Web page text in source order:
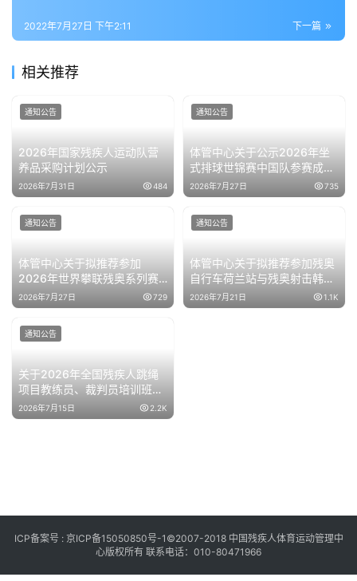
下一篇
2022年7月27日 下午2:11
相关推荐
2026年国家残疾人运动队营
养品采购计划公示
2026年7月31日 484
通知公告
体管中心关于公示2026年坐
式排球世锦赛中国队参赛成绩
的通知
2026年7月27日 735
通知公告
体管中心关于拟推荐参加
2026年世界攀联残奥系列赛
韩国站运动员名单公示的通知
2026年7月27日 729
通知公告
体管中心关于拟推荐参加残奥
自行车荷兰站与残奥射击韩国
站运动员名单公示的通知
2026年7月21日 1.1K
通知公告
关于2026年全国残疾人跳绳
项目教练员、裁判员培训班的
补充通知
2026年7月15日 2.2K
通知公告
ICP备案号 : 京ICP备15050850号-1 ©2007-2018 中国残疾人体育运动管理中
心版权所有 联系电话：010-80471966